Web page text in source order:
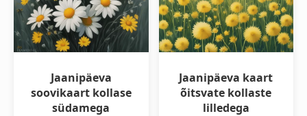
Jaanipäeva
soovikaart kollase
südamega
Jaanipäeva kaart
õitsvate kollaste
lilledega